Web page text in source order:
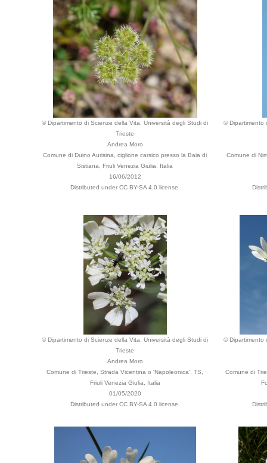
© Dipartimento di Scienze della Vita, Università degli Studi di
Trieste
Andrea Moro
Comune di Duino Aurisina, ciglione carsico presso la Baia di
Sistiana, Friuli Venezia Giulia, Italia
16/06/2012
Distributed under CC BY-SA 4.0 license.
© Dipartimento
Comune di
© Dipartimento di Scienze della Vita, Università degli Studi di
Trieste
Andrea Moro
Comune di Trieste, Strada Vicentina o 'Napoleonica', TS,
Friuli Venezia Giulia, Italia
01/05/2020
Distributed under CC BY-SA 4.0 license.
© Dipartimento
Comune di